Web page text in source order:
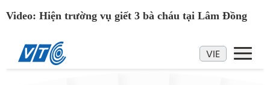
Video: Hiện trường vụ giết 3 bà cháu tại Lâm Đồng